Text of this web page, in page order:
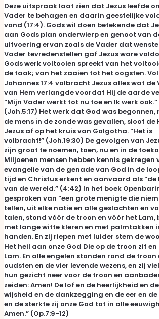
Deze uitspraak laat zien dat Jezus leefde
Vader te behagen en daarin geestelijke
vond (17:4). Gods wil doen betekende dat
aan Gods plan onderwierp en genoot van
uitvoering ervan zoals de Vader dat
Vader tevredenstellen gaf Jezus ware
Gods werk voltooien spreekt van het
de taak; van het zaaien tot het oogsten.
Johannes 17:4 volbracht Jezus alles wat de
van Hem verlangde voordat Hij de aarde
“Mijn Vader werkt tot nu toe en Ik werk ook.”
(Joh.5:17) Het werk dat God was
de mens in de zonde was gevallen, sloot de
Jezus af op het kruis van Golgotha. “Het is
volbracht!” (Joh.19:30) De gevolgen van
zijn groot te noemen, toen, nu en in de
Miljoenen mensen hebben kennis gekregen
evangelie van de genade van God in de
tijd en Christus erkent en aanvaard als “de
van de wereld.” (4:42) In het boek
gesproken van “een grote menigte die
tellen, uit elke natie en alle geslachten en
talen, stond vóór de troon en vóór het Lam,
met lange witte kleren en met palmtakken
handen. En zij riepen met luider stem de
Het heil aan onze God Die op de troon zit
Lam. En alle engelen stonden rond de troon
oudsten en de vier levende wezens, en zij
hun gezicht neer voor de troon en
zeiden: Amen! De lof en de heerlijkheid en de
wijsheid en de dankzegging en de eer en
en de sterkte zij onze God tot in alle
Amen.” (Op.7:9-12)